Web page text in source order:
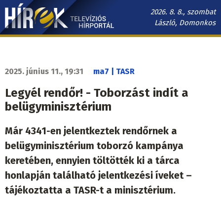
Ugrás
tartalomra
2026. 8. 8., szombat
László, Domonkos
Hírek.sk
navigáció
2025. június 11., 19:31 ma7 | TASR
Legyél rendőr! - Toborzást indít a
belügyminisztérium
Már 4341-en jelentkeztek rendőrnek a
belügyminisztérium toborzó kampánya
keretében, ennyien töltötték ki a tárca
honlapján található jelentkezési íveket –
tájékoztatta a TASR-t a minisztérium.